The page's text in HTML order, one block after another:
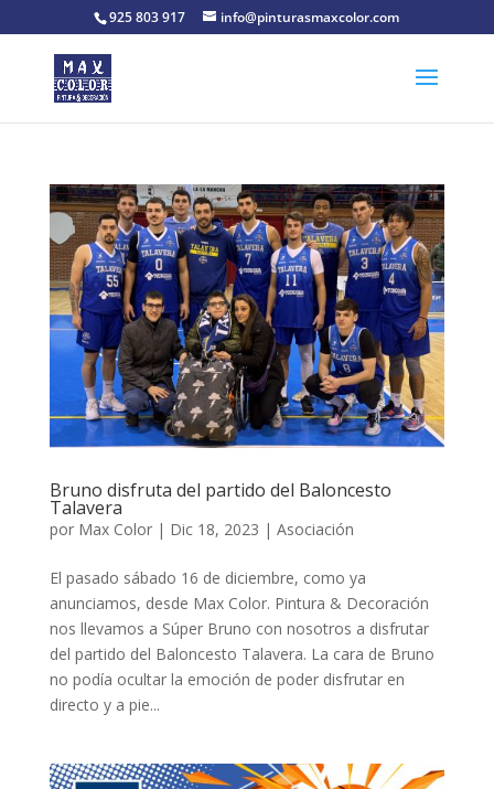
925 803 917 info@pinturasmaxcolor.com
Bruno disfruta del partido del Baloncesto
Talavera
por Max Color| Dic 18, 2023 | Asociación
El pasado sábado 16 de diciembre, como ya
anunciamos, desde Max Color. Pintura & Decoración
nos llevamos a Súper Bruno con nosotros a disfrutar
del partido del Baloncesto Talavera. La cara de Bruno
no podía ocultar la emoción de poder disfrutar en
directo y a pie...